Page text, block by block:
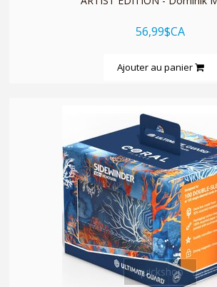
56,99$CA
Ajouter au panier
quickshop